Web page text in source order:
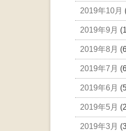
2019年10月
2019年9月
2019年8月
2019年7月
2019年6月
2019年5月
2019年3月